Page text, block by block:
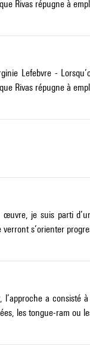
Rivas répugne à
Lefebvre -
Rivas répugne à
je suis parti
s’orienter
a
les tongue-ram ou